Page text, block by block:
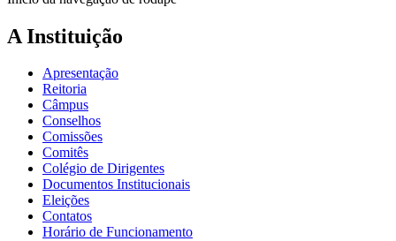
A Instituição
Apresentação
Reitoria
Câmpus
Conselhos
Comissões
Comitês
Colégio de Dirigentes
Documentos Institucionais
Eleições
Contatos
Horário de Funcionamento